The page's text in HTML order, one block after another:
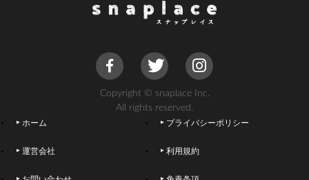
Copyright © snaplace Inc.
All rights reserved.
ホーム プライバシーポリシー
運営会社 利用規約